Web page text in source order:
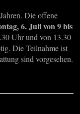
Die offene
6. Juli von 9 bis
Uhr und von 13.30
Die Teilnahme ist
sind vorgesehen.